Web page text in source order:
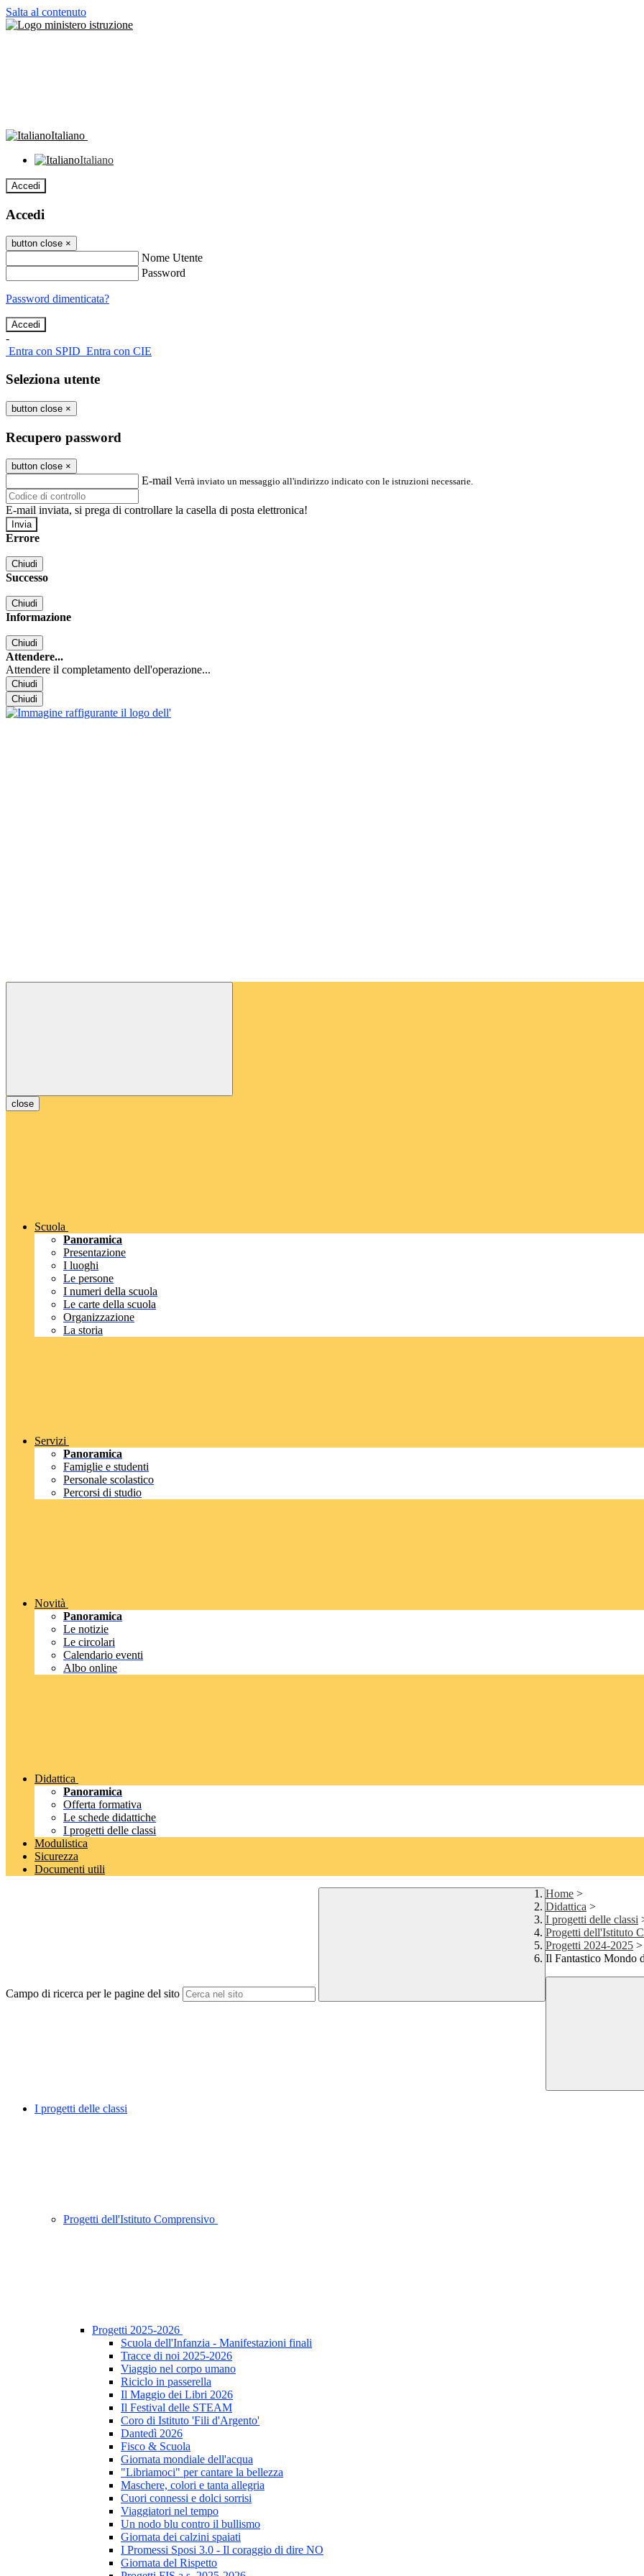
Salta al contenuto
Italiano
Italiano
Accedi
Accedi
button close ×
Nome Utente
Password
Password dimenticata?
-
Entra con SPID Entra con CIE
Seleziona utente
button close ×
Recupero password
button close ×
E-mail Verrà inviato un messaggio all'indirizzo indicato con le istruzioni necessarie.
E-mail inviata, si prega di controllare la casella di posta elettronica!
Errore
Chiudi
Successo
Chiudi
Informazione
Chiudi
Attendere...
Attendere il completamento dell'operazione...
Chiudi
Chiudi
close
Scuola
Panoramica
Presentazione
I luoghi
Le persone
I numeri della scuola
Le carte della scuola
Organizzazione
La storia
Servizi
Panoramica
Famiglie e studenti
Personale scolastico
Percorsi di studio
Novità
Panoramica
Le notizie
Le circolari
Calendario eventi
Albo online
Didattica
Panoramica
Offerta formativa
Le schede didattiche
I progetti delle classi
Modulistica
Sicurezza
Documenti utili
Campo di ricerca per le pagine del sito
Home >
Didattica >
I progetti delle classi
Progetti dell'Istituto
Progetti 2024-2025 >
Il Fantastico Mondo
I progetti delle classi
Progetti dell'Istituto Comprensivo
Progetti 2025-2026
Scuola dell'Infanzia - Manifestazioni finali
Tracce di noi 2025-2026
Viaggio nel corpo umano
Riciclo in passerella
Il Maggio dei Libri 2026
Il Festival delle STEAM
Coro di Istituto 'Fili d'Argento'
Dantedì 2026
Fisco & Scuola
Giornata mondiale dell'acqua
"Libriamoci" per cantare la bellezza
Maschere, colori e tanta allegria
Cuori connessi e dolci sorrisi
Viaggiatori nel tempo
Un nodo blu contro il bullismo
Giornata dei calzini spaiati
I Promessi Sposi 3.0 - Il coraggio di dire NO
Giornata del Rispetto